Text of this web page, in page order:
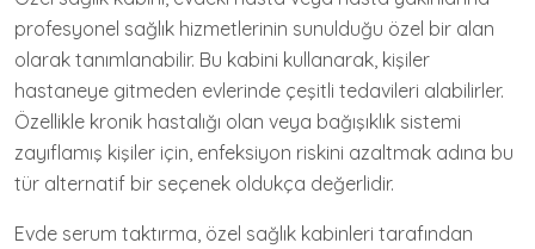
profesyonel sağlık hizmetlerinin sunulduğu özel bir alan
olarak tanımlanabilir. Bu kabini kullanarak, kişiler
hastaneye gitmeden evlerinde çeşitli tedavileri alabilirler.
Özellikle kronik hastalığı olan veya bağışıklık sistemi
zayıflamış kişiler için, enfeksiyon riskini azaltmak adına bu
tür alternatif bir seçenek oldukça değerlidir.
Evde serum taktırma, özel sağlık kabinleri tarafından